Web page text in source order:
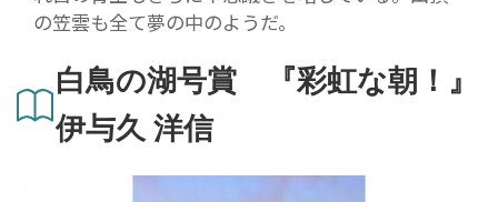
の笠雲も全て夢の中のようだ。
白鳥の湖号賞 『彩虹な朝！』
伊与久 洋信